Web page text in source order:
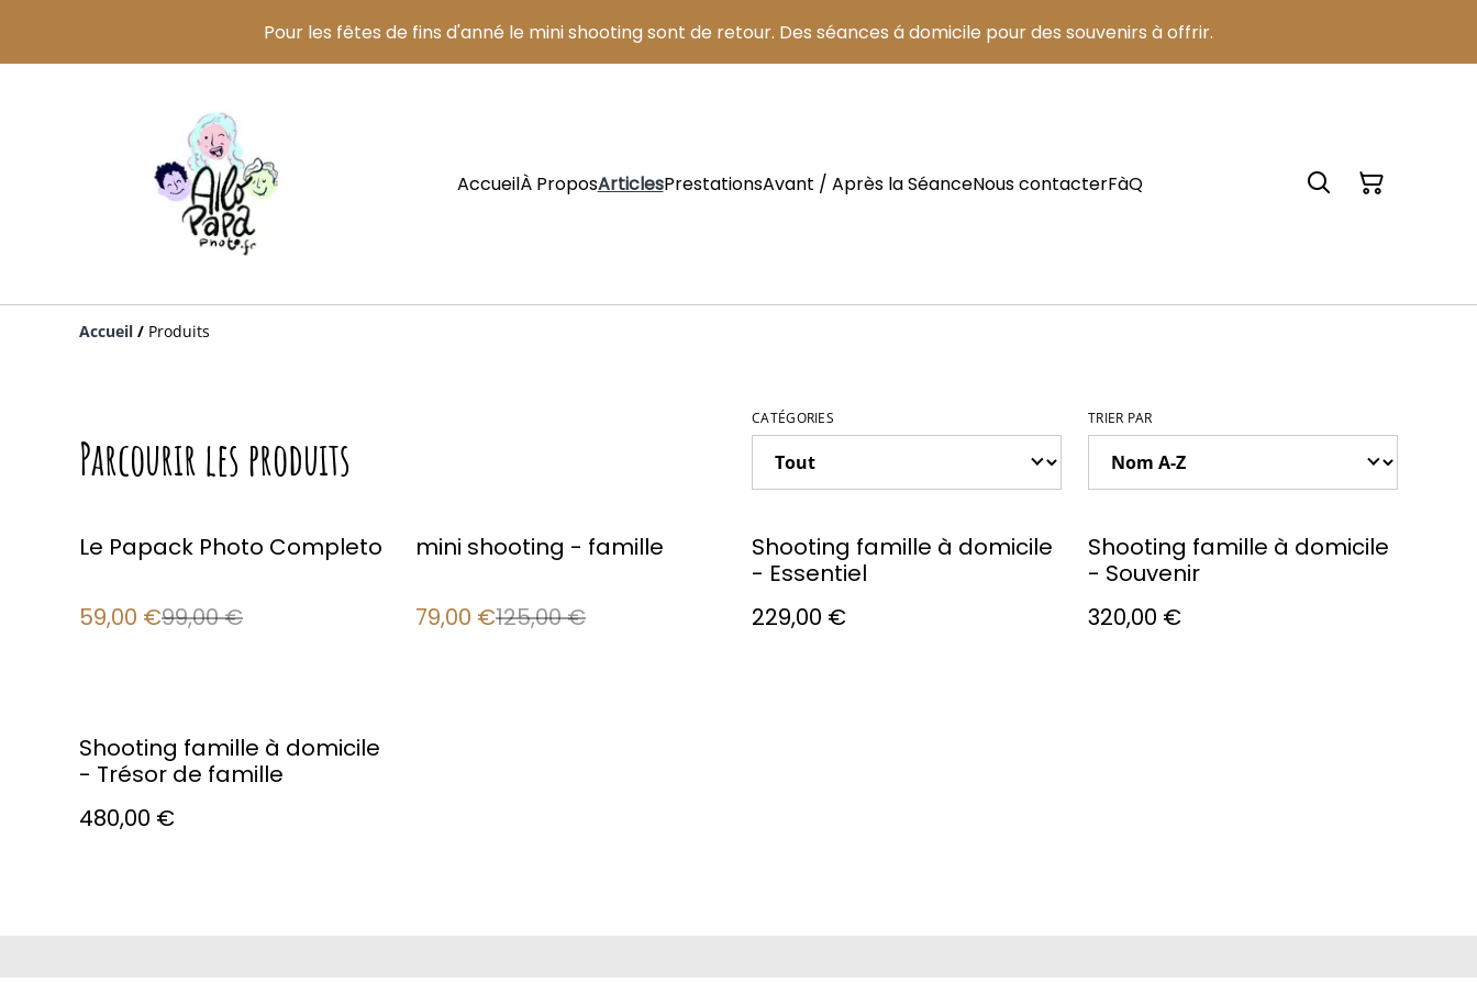
Pour les fêtes de fins d'anné le mini shooting sont de retour. Des séances á domicile pour des souvenirs à offrir.
AccueilÀ ProposArticlesPrestationsAvant / Après la SéanceNous contacterFàQ
Accueil / Produits
Parcourir les produits
CATÉGORIES TRIER PAR
%
Le Papack Photo Completo
59,00 €99,00 €
%
mini shooting - famille
79,00 €125,00 €
Shooting famille à domicile
- Essentiel
229,00 €
Shooting famille à domicile
- Souvenir
320,00 €
Shooting famille à domicile
- Trésor de famille
480,00 €